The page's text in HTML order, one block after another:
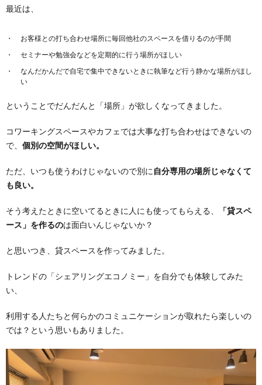
最近は、
お客様との打ち合わせ場所に毎回他社のスペースを借りるのが手間
セミナーや勉強会などを定期的に行う場所がほしい
なんだかんだで自宅で集中できないときに執筆など行う静かな場所がほし
い
ということでだんだんと「場所」が欲しくなってきました。
コワーキングスペースやカフェでは大事な打ち合わせはできないの
で、 個別の空間がほしい。
ただ、いつも使うわけじゃないので別に 自分専用の場所じゃなくて
も良い。
そう考えたときに空いてるときに人にも使ってもらえる、
「貸スペ
ース」を作るのは面白いんじゃないか？
と思いつき、貸スペースを作ってみました。
トレンドの「シェアリングエコノミー」を自分でも体験してみた
い、
利用する人たちと何らかのコミュニケーションが取れたら楽しいの
では？という思いもありました。